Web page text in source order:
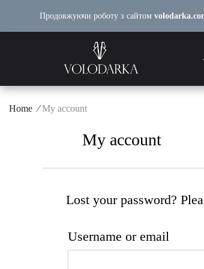
Home ⁄My account
My account
Lost your password?
Username or email
Продовжуючи роботу з сайтом